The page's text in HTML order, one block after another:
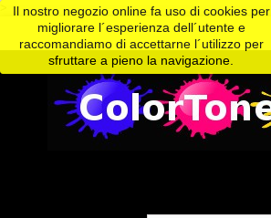
Il nostro negozio online fa uso di cookies per
migliorare l´esperienza dell´utente e
raccomandiamo di accettarne l´utilizzo per
sfruttare a pieno la navigazione.